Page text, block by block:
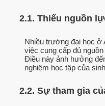
2.1. Thiếu nguồn
Nhiều trường đại học ở
việc cung cấp đủ
Điều này ảnh hưởng
nghiệm học tập của
2.2. Sự tham gia